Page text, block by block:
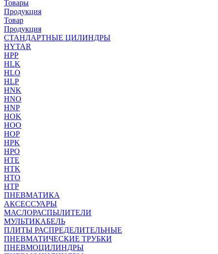
Товары
Продукция
Товар
Продукция
СТАНДАРТНЫЕ ЦИЛИНДРЫ
HYTAR
HPP
HLK
HLO
HLP
HNK
HNO
HNP
HOK
HOO
HOP
HPK
HPO
HTE
HTK
HTO
HTP
ПНЕВМАТИКА
АКСЕССУАРЫ
МАСЛОРАСПЫЛИТЕЛИ
МУЛЬТИКАБЕЛЬ
ПЛИТЫ РАСПРЕДЕЛИТЕЛЬНЫЕ
ПНЕВМАТИЧЕСКИЕ ТРУБКИ
ПНЕВМОЦИЛИНДРЫ